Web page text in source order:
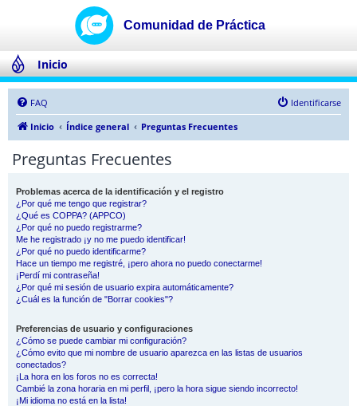
Inicio
FAQ
Identificarse
Inicio
Índice general Preguntas Frecuentes
Preguntas Frecuentes
Problemas acerca de la identificación y el registro
¿Por qué me tengo que registrar?
¿Qué es COPPA? (APPCO)
¿Por qué no puedo registrarme?
Me he registrado ¡y no me puedo identificar!
¿Por qué no puedo identificarme?
Hace un tiempo me registré, ¡pero ahora no puedo conectarme!
¡Perdí mi contraseña!
¿Por qué mi sesión de usuario expira automáticamente?
¿Cuál es la función de "Borrar cookies"?
Preferencias de usuario y configuraciones
¿Cómo se puede cambiar mi configuración?
¿Cómo evito que mi nombre de usuario aparezca en las listas de usuarios
conectados?
¡La hora en los foros no es correcta!
Cambié la zona horaria en mi perfil, ¡pero la hora sigue siendo incorrecto!
¡Mi idioma no está en la lista!